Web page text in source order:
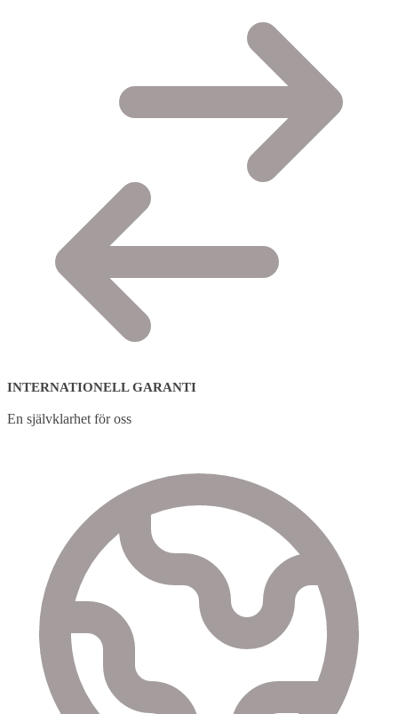
INTERNATIONELL GARANTI
En självklarhet för oss